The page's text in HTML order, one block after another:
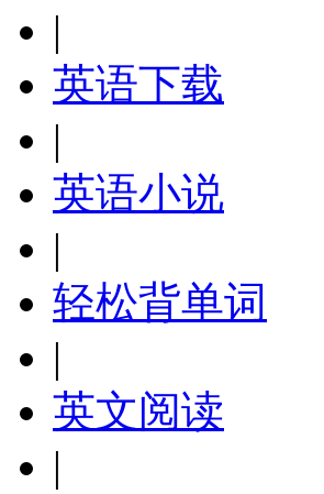
|
英语下载
|
英语小说
|
轻松背单词
|
英文阅读
|